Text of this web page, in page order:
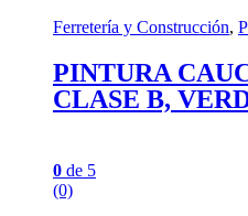
Ferretería y Construcción,
PINTURA
CLASE B,
0 de 5
(0)